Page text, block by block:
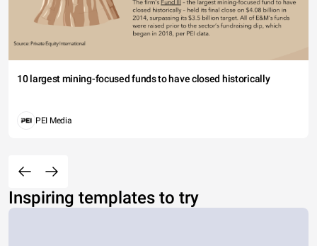
10 largest mining-focused funds to have closed historically
PEI Media
Inspiring templates to try